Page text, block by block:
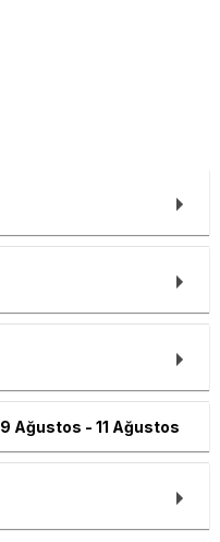
9 Ağustos - 11 Ağustos